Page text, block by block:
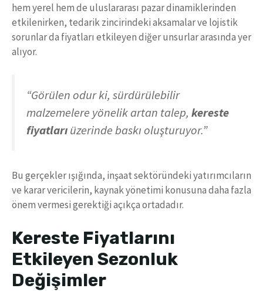
hem yerel hem de uluslararası pazar dinamiklerinden
etkilenirken, tedarik zincirindeki aksamalar ve lojistik
sorunlar da fiyatları etkileyen diğer unsurlar arasında yer
alıyor.
“Görülen odur ki, sürdürülebilir
malzemelere yönelik artan talep, kereste
fiyatlarıüzerinde baskı oluşturuyor.”
Bu gerçekler ışığında, inşaat sektöründeki yatırımcıların
ve karar vericilerin, kaynak yönetimi konusuna daha fazla
önem vermesi gerektiği açıkça ortadadır.
Kereste Fiyatlarını
Etkileyen Sezonluk
Değişimler